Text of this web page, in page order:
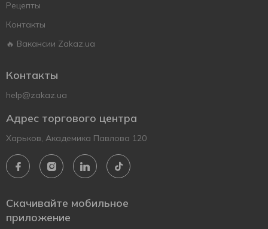
Рецепты
Контакты
🔥 Вакансии Zakaz.ua
Контакты
help@zakaz.ua
Адрес торгового центра
Харьков, Академика Павлова 120
Скачивайте мобильное
приложение